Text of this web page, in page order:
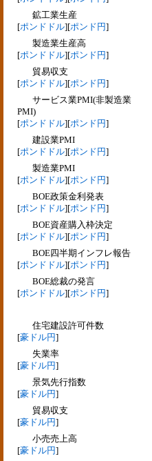
鉱工業生産
[ポンドドル][ポンド円]
製造業生産高
[ポンドドル][ポンド円]
貿易収支
[ポンドドル][ポンド円]
サービス業PMI(非製造業
PMI)
[ポンドドル][ポンド円]
建設業PMI
[ポンドドル][ポンド円]
製造業PMI
[ポンドドル][ポンド円]
BOE政策金利発表
[ポンドドル][ポンド円]
BOE資産購入枠決定
[ポンドドル][ポンド円]
BOE四半期インフレ報告
[ポンドドル][ポンド円]
BOE総裁の発言
[ポンドドル][ポンド円]
住宅建設許可件数
[豪ドル円]
失業率
[豪ドル円]
景気先行指数
[豪ドル円]
貿易収支
[豪ドル円]
小売売上高
[豪ドル円]